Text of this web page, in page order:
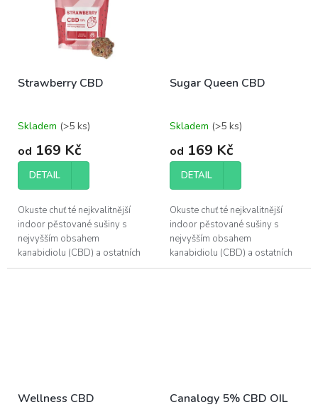
Strawberry CBD
Skladem (>5 ks)
od 169 Kč
DETAIL
Okuste chuť té nejkvalitnější
indoor pěstované sušiny s
nejvyšším obsahem
kanabidiolu (CBD) a ostatních
účinných látek, které konopí
Sugar Queen CBD
Skladem (>5 ks)
od 169 Kč
DETAIL
Okuste chuť té nejkvalitnější
indoor pěstované sušiny s
nejvyšším obsahem
kanabidiolu (CBD) a ostatních
účinných látek, které konopí
Wellness CBD Canalogy 5% CBD OIL